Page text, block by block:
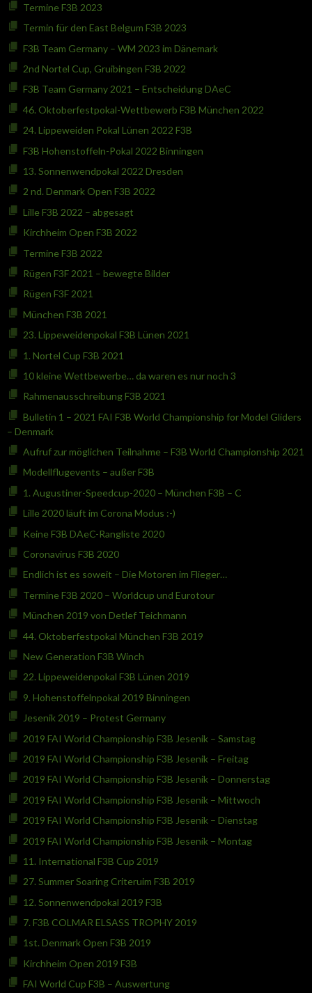
Termine F3B 2023
Termin für den East Belgum F3B 2023
F3B Team Germany – WM 2023 im Dänemark
2nd Nortel Cup, Gruibingen F3B 2022
F3B Team Germany 2021 – Entscheidung DAeC
46. Oktoberfestpokal-Wettbewerb F3B München 2022
24. Lippeweiden Pokal Lünen 2022 F3B
F3B Hohenstoffeln-Pokal 2022 Binningen
13. Sonnenwendpokal 2022 Dresden
2 nd. Denmark Open F3B 2022
Lille F3B 2022 – abgesagt
Kirchheim Open F3B 2022
Termine F3B 2022
Rügen F3F 2021 – bewegte Bilder
Rügen F3F 2021
München F3B 2021
23. Lippeweidenpokal F3B Lünen 2021
1. Nortel Cup F3B 2021
10 kleine Wettbewerbe… da waren es nur noch 3
Rahmenausschreibung F3B 2021
Bulletin 1 – 2021 FAI F3B World Championship for Model Gliders
– Denmark
Aufruf zur möglichen Teilnahme – F3B World Championship 2021
Modellflugevents – außer F3B
1. Augustiner-Speedcup-2020 – München F3B – C
Lille 2020 läuft im Corona Modus :-)
Keine F3B DAeC-Rangliste 2020
Coronavirus F3B 2020
Endlich ist es soweit – Die Motoren im Flieger…
Termine F3B 2020 – Worldcup und Eurotour
München 2019 von Detlef Teichmann
44. Oktoberfestpokal München F3B 2019
New Generation F3B Winch
22. Lippeweidenpokal F3B Lünen 2019
9. Hohenstoffelnpokal 2019 Binningen
Jesenik 2019 – Protest Germany
2019 FAI World Championship F3B Jesenik – Samstag
2019 FAI World Championship F3B Jesenik – Freitag
2019 FAI World Championship F3B Jesenik – Donnerstag
2019 FAI World Championship F3B Jesenik – Mittwoch
2019 FAI World Championship F3B Jesenik – Dienstag
2019 FAI World Championship F3B Jesenik – Montag
11. International F3B Cup 2019
27. Summer Soaring Criteruim F3B 2019
12. Sonnenwendpokal 2019 F3B
7. F3B COLMAR ELSASS TROPHY 2019
1st. Denmark Open F3B 2019
Kirchheim Open 2019 F3B
FAI World Cup F3B – Auswertung